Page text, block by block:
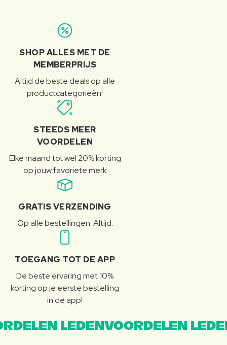
SHOP ALLES MET DE
MEMBERPRIJS
Altijd de beste deals op alle
productcategorieën!
STEEDS MEER
VOORDELEN
Elke maand tot wel 20% korting
op jouw favoriete merk
GRATIS VERZENDING
Op alle bestellingen. Altijd.
TOEGANG TOT DE APP
De beste ervaring met 10%
korting op je eerste bestelling
in de app!
LEDENVOORDELEN